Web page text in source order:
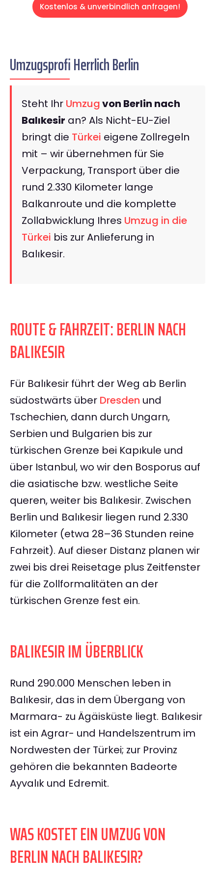
Kostenlos & unverbindlich anfragen!
Umzugsprofi Herrlich Berlin
Steht Ihr Umzugvon Berlin nach
Balıkesir an? Als Nicht-EU-Ziel
bringt die Türkei eigene Zollregeln
mit – wir übernehmen für Sie
Verpackung, Transport über die
rund 2.330 Kilometer lange
Balkanroute und die komplette
Zollabwicklung Ihres Umzug in die
Türkei bis zur Anlieferung in
Balıkesir.
ROUTE & FAHRZEIT: BERLIN NACH
BALIKESIR
Für Balıkesir führt der Weg ab Berlin
südostwärts über Dresden und
Tschechien, dann durch Ungarn,
Serbien und Bulgarien bis zur
türkischen Grenze bei Kapıkule und
über Istanbul, wo wir den Bosporus auf
die asiatische bzw. westliche Seite
queren, weiter bis Balıkesir. Zwischen
Berlin und Balıkesir liegen rund 2.330
Kilometer (etwa 28–36 Stunden reine
Fahrzeit). Auf dieser Distanz planen wir
zwei bis drei Reisetage plus Zeitfenster
für die Zollformalitäten an der
türkischen Grenze fest ein.
BALIKESIR IM ÜBERBLICK
Rund 290.000 Menschen leben in
Balıkesir, das in dem Übergang von
Marmara- zu Ägäisküste liegt. Balıkesir
ist ein Agrar- und Handelszentrum im
Nordwesten der Türkei; zur Provinz
gehören die bekannten Badeorte
Ayvalık und Edremit.
WAS KOSTET EIN UMZUG VON
BERLIN NACH BALIKESIR?